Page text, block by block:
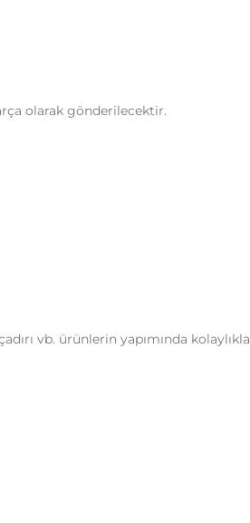
olarak gönderilecektir.
vb. ürünlerin yapımında kolaylıkla